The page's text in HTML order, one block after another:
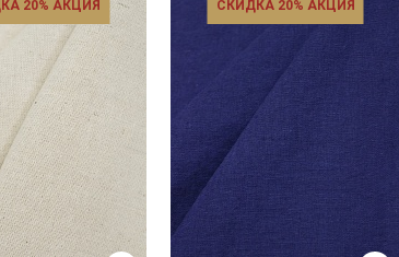
20% АКЦИЯ СКИДКА 20% АКЦИЯ